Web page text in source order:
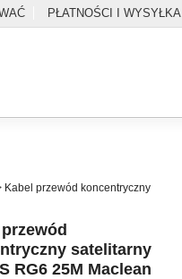
PŁATNOŚCI I WYSYŁKA
Kabel przewód koncentryczny
satelitarny
RG6 25M Maclean